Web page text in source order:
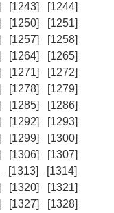
[1243]
[1244]
[1250]
[1251]
[1257]
[1258]
[1264]
[1265]
[1271]
[1272]
[1278]
[1279]
[1285]
[1286]
[1292]
[1293]
[1299]
[1300]
[1306]
[1307]
[1313]
[1314]
[1320]
[1321]
[1327]
[1328]